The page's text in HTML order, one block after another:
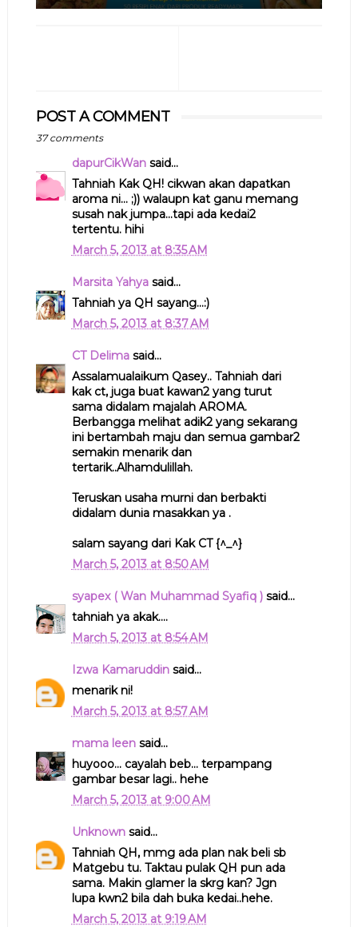
POST A COMMENT
37 comments
dapurCikWansaid...
Tahniah Kak QH! cikwan akan dapatkan
aroma ni... ;)) walaupn kat ganu memang
susah nak jumpa...tapi ada kedai2
tertentu. hihi
March 5, 2013 at 8:35 AM
Marsita Yahyasaid...
Tahniah ya QH sayang...:)
March 5, 2013 at 8:37 AM
CT Delimasaid...
Assalamualaikum Qasey.. Tahniah dari
kak ct, juga buat kawan2 yang turut
sama didalam majalah AROMA.
Berbangga melihat adik2 yang sekarang
ini bertambah maju dan semua gambar2
semakin menarik dan
tertarik..Alhamdulillah.
Teruskan usaha murni dan berbakti
didalam dunia masakkan ya .
salam sayang dari Kak CT {^_^}
March 5, 2013 at 8:50 AM
syapex ( Wan Muhammad Syafiq )said...
tahniah ya akak....
March 5, 2013 at 8:54 AM
Izwa Kamaruddinsaid...
menarik ni!
March 5, 2013 at 8:57 AM
mama leensaid...
huyooo... cayalah beb... terpampang
gambar besar lagi.. hehe
March 5, 2013 at 9:00 AM
Unknownsaid...
Tahniah QH, mmg ada plan nak beli sb
Matgebu tu. Taktau pulak QH pun ada
sama. Makin glamer la skrg kan? Jgn
lupa kwn2 bila dah buka kedai..hehe.
March 5, 2013 at 9:19 AM